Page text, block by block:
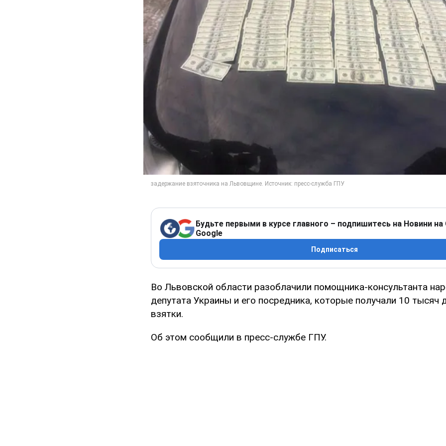
Будьте первыми в курсе главного – подпишитесь на Новини на
Google
Подписаться
Во Львовской области разоблачили помощника-консультанта
депутата Украины и его посредника, которые получали 10 тысяч
взятки.
Об этом сообщили в пресс-службе ГПУ.